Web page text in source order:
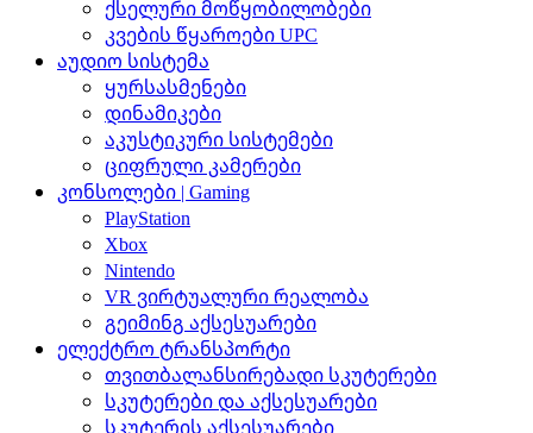
ქსელური მოწყობილობები
კვების წყაროები UPC
აუდიო სისტემა
ყურსასმენები
დინამიკები
აკუსტიკური სისტემები
ციფრული კამერები
კონსოლები | Gaming
PlayStation
Xbox
Nintendo
VR ვირტუალური რეალობა
გეიმინგ აქსესუარები
ელექტრო ტრანსპორტი
თვითბალანსირებადი სკუტერები
სკუტერები და აქსესუარები
სკუტერის აქსესუარები